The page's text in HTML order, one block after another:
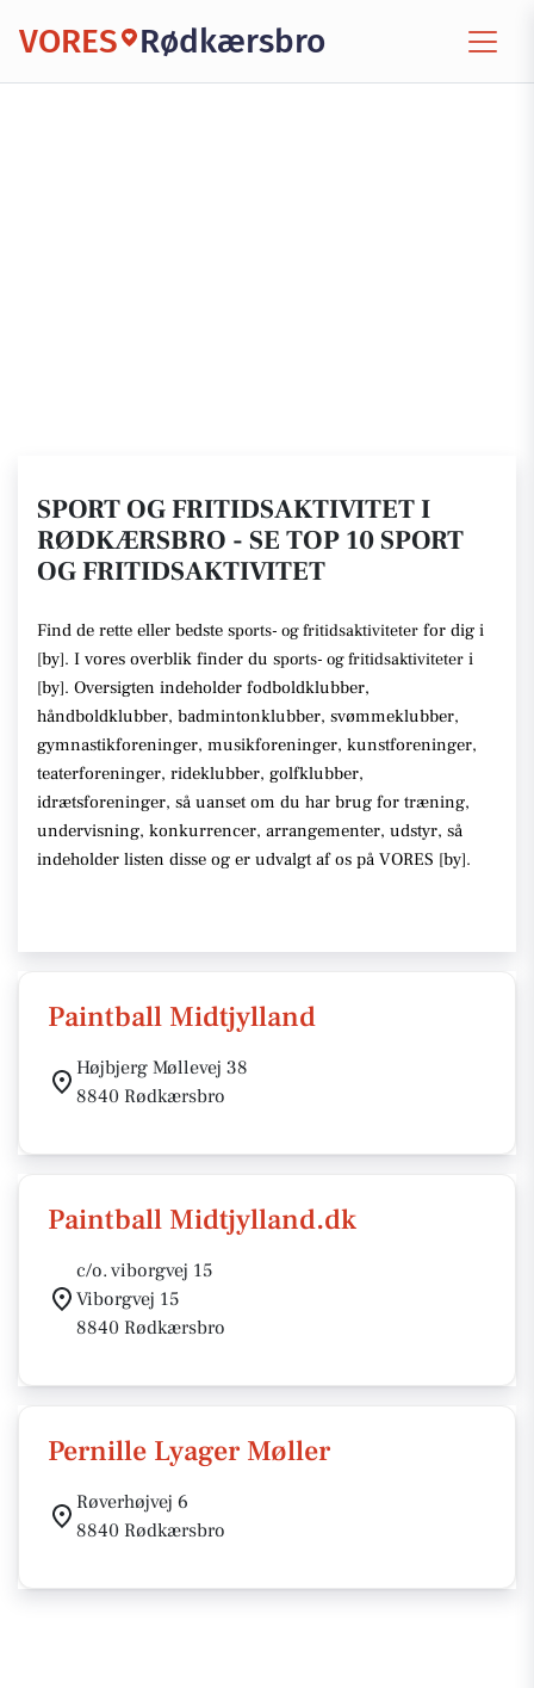
VORES Rødkærsbro
SPORT OG FRITIDSAKTIVITET I
RØDKÆRSBRO - SE TOP 10 SPORT
OG FRITIDSAKTIVITET
Find de rette eller bedste sports- og fritidsaktiviteter for dig i
[by]. I vores overblik finder du sports- og fritidsaktiviteter i
[by]. Oversigten indeholder fodboldklubber,
håndboldklubber, badmintonklubber, svømmeklubber,
gymnastikforeninger, musikforeninger, kunstforeninger,
teaterforeninger, rideklubber, golfklubber,
idrætsforeninger, så uanset om du har brug for træning,
undervisning, konkurrencer, arrangementer, udstyr, så
indeholder listen disse og er udvalgt af os på VORES [by].
Paintball Midtjylland
Højbjerg Møllevej 38
8840 Rødkærsbro
Paintball Midtjylland.dk
c/o. viborgvej 15
Viborgvej 15
8840 Rødkærsbro
Pernille Lyager Møller
Røverhøjvej 6
8840 Rødkærsbro